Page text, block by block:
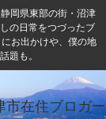
岡県東部の街・沼津
の日常をつづったブ
お出かけや、僕の地
題も。
市在住ブロガー